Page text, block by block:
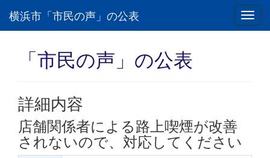
横浜市「市民の声」の公表
「市民の声」の公表
詳細内容
店舗関係者による路上喫煙が改善
されないので、対応してください